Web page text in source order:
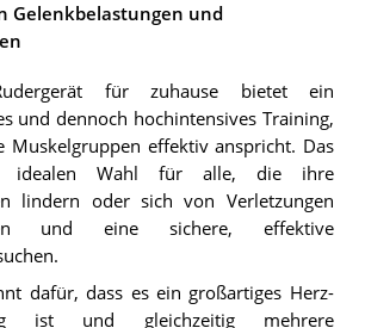
Gelenkbelastungen und
für zuhause bietet ein
und dennoch hochintensives Training,
Muskelgruppen effektiv anspricht. Das
idealen Wahl für alle, die ihre
lindern oder sich von Verletzungen
und eine sichere, effektive
dafür, dass es ein großartiges Herz-
ist und gleichzeitig mehrere